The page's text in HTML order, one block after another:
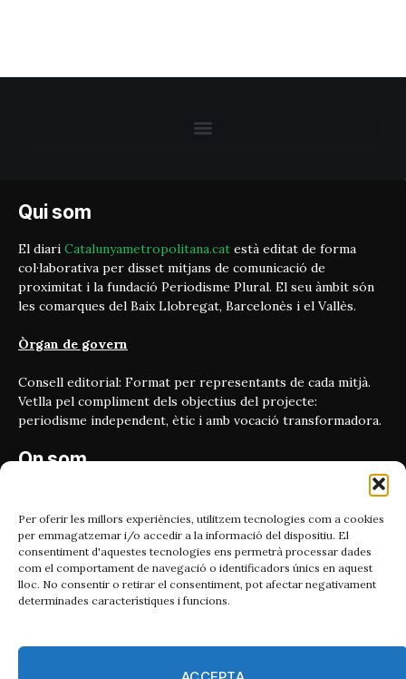
Per oferir les millors experiències, utilitzem tecnologies com a cookies
per emmagatzemar i/o accedir a la informació del dispositiu. El
consentiment d'aquestes tecnologies ens permetrà processar dades
com el comportament de navegació o identificadors únics en aquest
lloc. No consentir o retirar el consentiment, pot afectar negativament
determinades característiques i funcions.
Qui som
El diari Catalunyametropolitana.cat està editat de forma
col·laborativa per disset mitjans de comunicació de
proximitat i la fundació Periodisme Plural. El seu àmbit són
les comarques del Baix Llobregat, Barcelonès i el Vallès.
Òrgan de govern
Consell editorial: Format per representants de cada mitjà.
Vetlla pel compliment dels objectius del projecte:
periodisme independent, ètic i amb vocació transformadora.
On som
08010, Barcelona
Contacta'ns
Email:
catmet@periodismeplural.cat
Telèfon: